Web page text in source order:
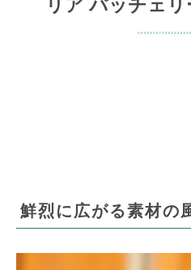
リア パッチェ
鮮烈に広がる素材の